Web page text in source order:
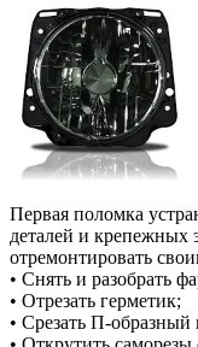
Первая поломка
деталей и крепежных
отремонтировать
• Снять и разобрать
• Отрезать герметик;
• Срезать П-образный